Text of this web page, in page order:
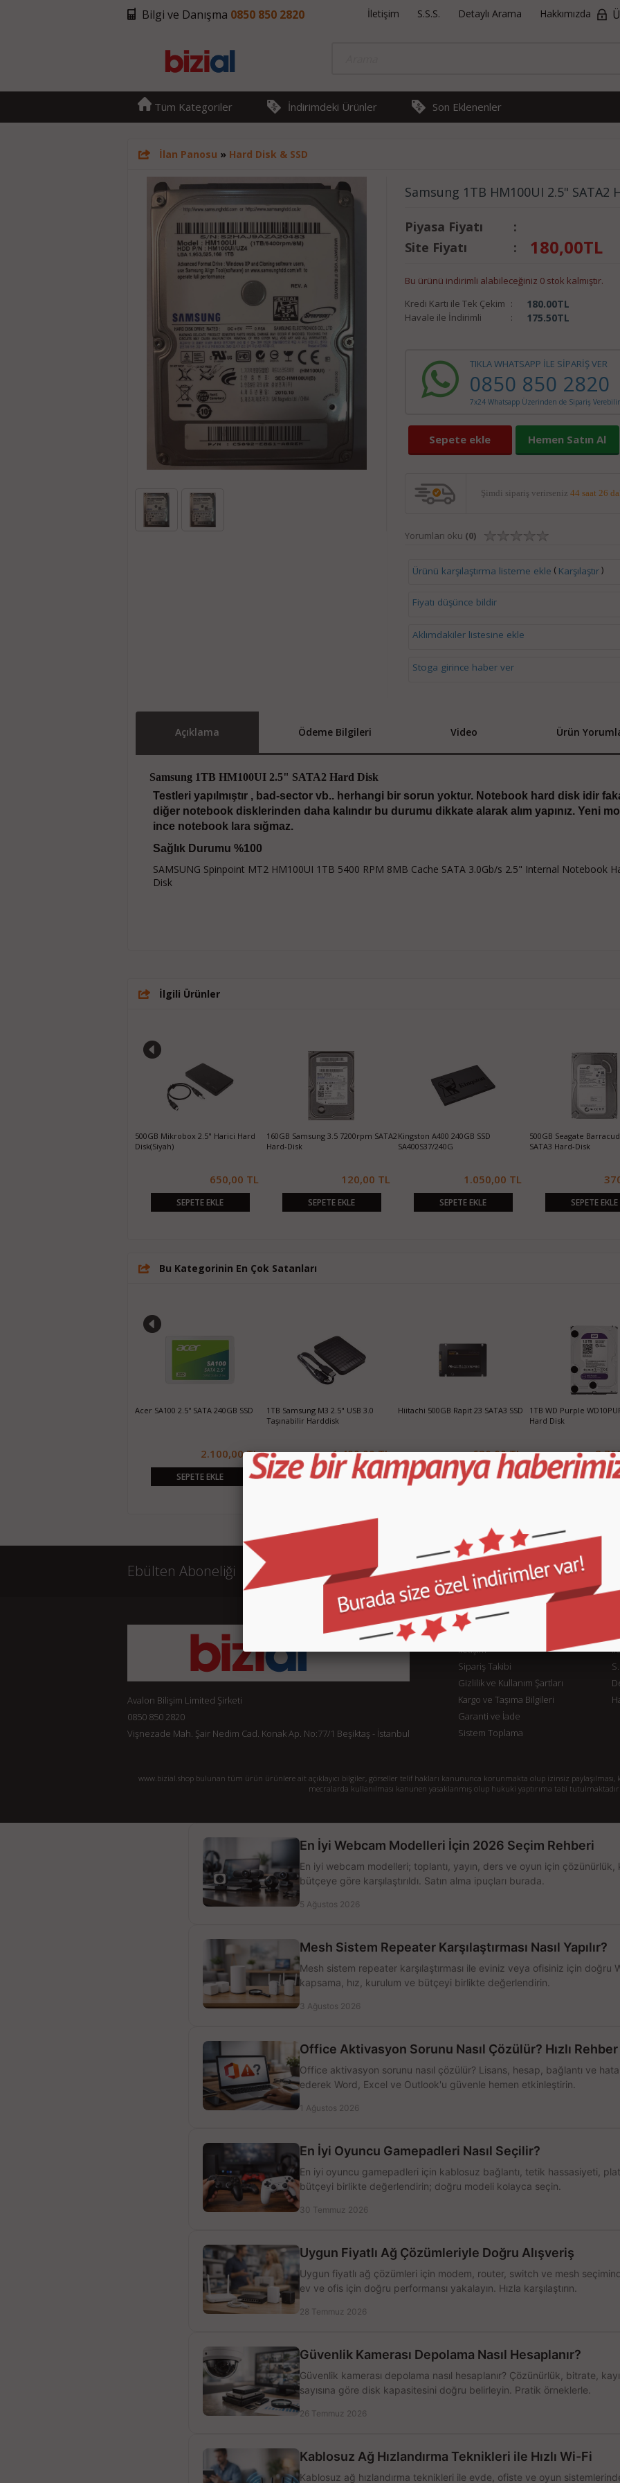
Bilgi ve Danışma 0850 850 2820 İletişim S.S.S. Detaylı Arama Hakkımızda
Tüm Kategoriler İndirimdeki Ürünler Son Eklenenler
İlan Panosu » Hard Disk & SSD
Samsung 1TB HM100UI 2.5" SATA2
Piyasa Fiyatı
:
Site Fiyatı
: 180,00TL
Bu ürünü indirimli alabileceğiniz 0 stok kalmıştır.
Kredi Kartı ile Tek Çekim : 180.00TL
Havale ile İndirimli : 175.50TL
TIKLA WHATSAPP İLE SİPARİŞ VER
0850 850 2820
7x24 Whatsapp Üzerinden de Sipariş
Sepete ekle Hemen Satın Al
Şimdi sipariş verirseniz 44 saat 26
Yorumları oku (0)
Ürünü karşılaştırma listeme ekle ( Karşılaştır)
Fiyatı düşünce bildir
Aklımdakiler listesine ekle
Stoga girince haber ver
Açıklama Ödeme Bilgileri Video Ürün
Samsung 1TB HM100UI 2.5" SATA2 Hard Disk
Testleri yapılmıştır , bad-sector vb.. herhangi bir sorun yoktur. Notebook hard disk idir
diğer notebook disklerinden daha kalındır bu durumu dikkate alarak alım yapınız. Yeni
ince notebook lara sığmaz.
Sağlık Durumu %100
SAMSUNG Spinpoint MT2 HM100UI 1TB 5400 RPM 8MB Cache SATA 3.0Gb/s 2.5" Internal Notebook
Disk
İlgili Ürünler
500GB Mikrobox 2.5" Harici Hard
Disk(Siyah)
650,00 TL
SEPETE EKLE
160GB Samsung 3.5 7200rpm SATA2
Hard-Disk
120,00 TL
SEPETE EKLE
Kingston A400 240GB SSD
SA400S37/240G
1.050,00 TL
SEPETE EKLE
500GB Seagate
SATA3 Hard-Disk
SEPETE EKLE
Bu Kategorinin En Çok Satanları
Acer SA100 2.5'' SATA 240GB SSD
2.100,00 TL
SEPETE EKLE
1TB Samsung M3 2.5" USB 3.0
Taşınabilir Harddisk
1.400,00 TL
SEPETE EKLE
Hiitachi 500GB Rapit 23 SATA3 SSD
620,00 TL
SEPETE EKLE
1TB WD Purple
Hard Disk
SEPETE EKLE
Ebülten Aboneliği
Avalon Bilişim Limited Şirketi
0850 850 2820
Vişnezade Mah. Şair Nedim Cad. Konak Ap. No:77/1 Beşiktaş - İstanbul
KURUMSAL
İletişim
Sipariş Takibi
Gizlilik ve Kullanım Şartları
Kargo ve Taşıma Bilgileri
Garanti ve İade
Sistem Toplama
www.bizial.shop bulunan tüm ürün ürünlere ait açıklayıcı bilgiler, görseller telif hakları kanununca korunmakta olup izinsiz paylaşılması,
mecralarda kullanılması kanunen yasaklanmış olup hukuki yaptırıma tabi tutulmaktadır.
En İyi Webcam Modelleri İçin 2026 Seçim Rehberi
En iyi webcam modelleri; toplantı, yayın, ders ve oyun için çözünürlük,
bütçeye göre karşılaştırıldı. Satın alma ipuçları burada.
5 Ağustos 2026
Mesh Sistem Repeater Karşılaştırması Nasıl Yapılır?
Mesh sistem repeater karşılaştırması ile eviniz veya ofisiniz için doğru
kapsama, hız, kurulum ve bütçeyi birlikte değerlendirin.
3 Ağustos 2026
Office Aktivasyon Sorunu Nasıl Çözülür? Hızlı Rehber
Office aktivasyon sorunu nasıl çözülür? Lisans, hesap, bağlantı ve hata
ederek Word, Excel ve Outlook'u güvenle hemen etkinleştirin.
1 Ağustos 2026
En İyi Oyuncu Gamepadleri Nasıl Seçilir?
En iyi oyuncu gamepadleri için kablosuz bağlantı, tetik hassasiyeti,
bütçeyi birlikte değerlendirin; doğru modeli kolayca seçin.
30 Temmuz 2026
Uygun Fiyatlı Ağ Çözümleriyle Doğru Alışveriş
Uygun fiyatlı ağ çözümleri için modem, router, switch ve mesh
ev ve ofis için doğru performansı yakalayın. Hızla karşılaştırın.
28 Temmuz 2026
Güvenlik Kamerası Depolama Nasıl Hesaplanır?
Güvenlik kamerası depolama nasıl hesaplanır? Çözünürlük, bitrate,
sayısına göre disk kapasitesini doğru belirleyin. Pratik örneklerle.
26 Temmuz 2026
Kablosuz Ağ Hızlandırma Teknikleri ile Hızlı Wi-Fi
Kablosuz ağ hızlandırma teknikleri ile evde, ofiste ve oyun sistemlerinde